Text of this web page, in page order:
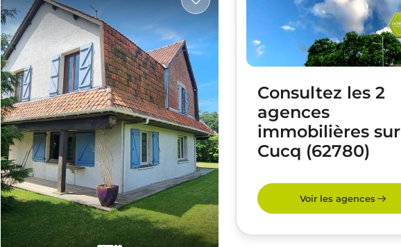
Consultez les 2
agences
immobilières sur
Cucq (62780)
Voir les agences